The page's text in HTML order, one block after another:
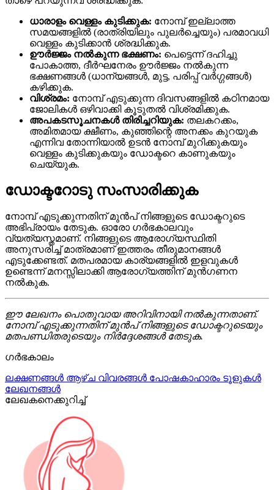
ധാരാളം വെള്ളം കുടിക്കുക: നോമ്പ് ഇല്ലാത്ത
സമയങ്ങളിൽ (രാത്രിയിലും പുലർച്ചെയും) പരമാവധി
വെള്ളം കുടിക്കാൻ ശ്രദ്ധിക്കുക.
ഊർജ്ജം നൽകുന്ന ഭക്ഷണം: പെട്ടെന്ന് ദഹിച്ചു
പോകാത്ത, ദീർഘനേരം ഊർജ്ജം നൽകുന്ന
ഭക്ഷണങ്ങൾ (ധാന്യങ്ങൾ, മുട്ട, പരിപ്പ് വർഗ്ഗങ്ങൾ)
കഴിക്കുക.
വിശ്രമം: നോമ്പ് എടുക്കുന്ന ദിവസങ്ങളിൽ കഠിനമായ
ജോലികൾ ഒഴിവാക്കി കൂടുതൽ വിശ്രമിക്കുക.
അപകടസൂചനകൾ തിരിച്ചറിയുക: തലകറക്കം,
അമിതമായ ക്ഷീണം, കുഞ്ഞിന്റെ അനക്കം കുറയുക
എന്നിവ തോന്നിയാൽ ഉടൻ നോമ്പ് മുറിക്കുകയും
വെള്ളം കുടിക്കുകയും ഡോക്ടറെ കാണുകയും
ചെയ്യുക.
ഡോക്ടറോടു സംസാരിക്കുക
നോമ്പ് എടുക്കുന്നതിന് മുൻപ് നിങ്ങളുടെ ഡോക്ടറുടെ
അഭിപ്രായം തേടുക. ഓരോ ഗർഭകാലവും
വ്യത്യസ്തമാണ്. നിങ്ങളുടെ ആരോഗ്യസ്ഥിതി
അനുസരിച്ച് മാത്രമാണ് ഇത്തരം തീരുമാനങ്ങൾ
എടുക്കേണ്ടത്. മതപരമായ കാര്യങ്ങളിൽ ഇളവുകൾ
ഉണ്ടെന്ന് മനസ്സിലാക്കി ആരോഗ്യത്തിന് മുൻഗണന
നൽകുക.
ഈ ലേഖനം പൊതുവായ അറിവിനായി നൽകുന്നതാണ്.
നോമ്പ് എടുക്കുന്നതിന് മുൻപ് നിങ്ങളുടെ ഡോക്ടറുടെയും
മതപണ്ഡിതരുടെയും നിർദ്ദേശങ്ങൾ തേടുക.
ഗർഭകാലം
ലക്ഷണങ്ങൾ ആഴ്ച വിവരങ്ങൾ പോഷകാഹാരം ടൂളുകൾ
ലേഖനങ്ങൾ
ലേഖകനെക്കുറിച്ച്